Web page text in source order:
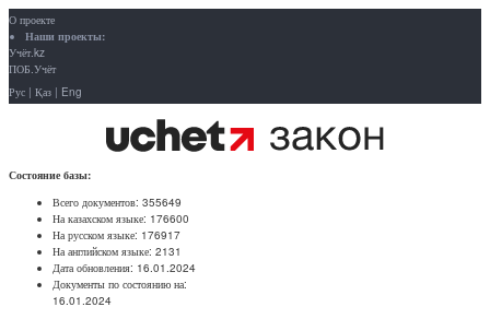
О проекте
Наши проекты:
Учёт.kz
ПОБ.Учёт
Рус | Қаз | Eng
Состояние базы:
Всего документов: 355649
На казахском языке: 176600
На русском языке: 176917
На английском языке: 2131
Дата обновления: 16.01.2024
Документы по состоянию на:
16.01.2024